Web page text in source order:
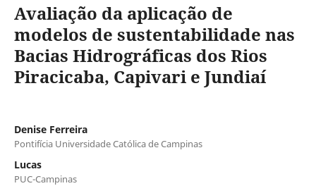
Avaliação da aplicação de
modelos de sustentabilidade nas
Bacias Hidrográficas dos Rios
Piracicaba, Capivari e Jundiaí
Denise Ferreira
Pontifícia Universidade Católica de Campinas
Lucas
PUC-Campinas